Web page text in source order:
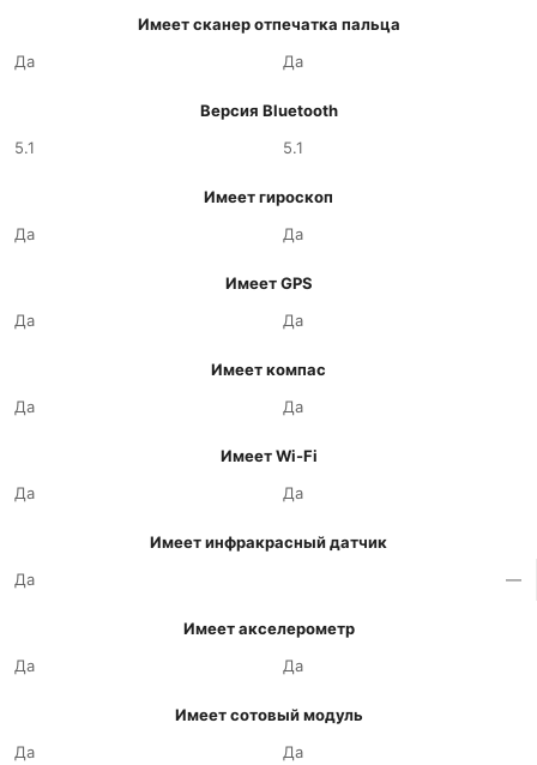
Имеет сканер отпечатка пальца
Да
Да
Версия Bluetooth
5.1
5.1
Имеет гироскоп
Да
Да
Имеет GPS
Да
Да
Имеет компас
Да
Да
Имеет Wi-Fi
Да
Да
Имеет инфракрасный датчик
Да
—
Имеет акселерометр
Да
Да
Имеет сотовый модуль
Да
Да